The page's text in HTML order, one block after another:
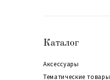
Каталог
Аксессуары
Тематические товары